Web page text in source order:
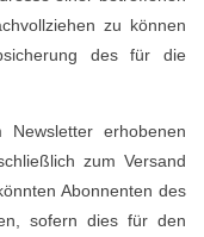
zu können
des für die
erhobenen
zum Versand
Abonnenten des
sofern dies für den